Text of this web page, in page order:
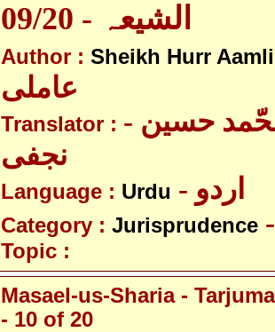
الشیعہ - 09/20
Author : Sheikh Hurr Aamli
عاملی
Translator : - آیت اللہ محّمد حسین
نجفی
Language : Urdu - اردو
Category : Jurisprudence
Topic :
Masael-us-Sharia -
- 10 of 20